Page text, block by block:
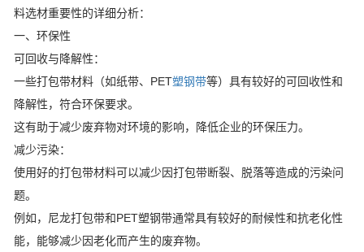
料选材重要性的详细分析：
一、环保性
可回收与降解性：
一些打包带材料（如纸带、PET塑钢带等）具有较好的可回收性和
降解性，符合环保要求。
这有助于减少废弃物对环境的影响，降低企业的环保压力。
减少污染：
使用好的打包带材料可以减少因打包带断裂、脱落等造成的污染问
题。
例如，尼龙打包带和PET塑钢带通常具有较好的耐候性和抗老化性
能，能够减少因老化而产生的废弃物。